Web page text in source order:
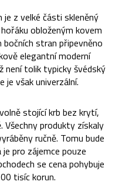
z velké části skleněný
obloženým kovem
stran připevněno
elegantní moderní
není tolik typicky švédský
však univerzální.
stojící krb bez krytí,
Všechny produkty získaly
ručně. Tomu bude
pro zájemce pouze
se cena pohybuje
tisíc korun.